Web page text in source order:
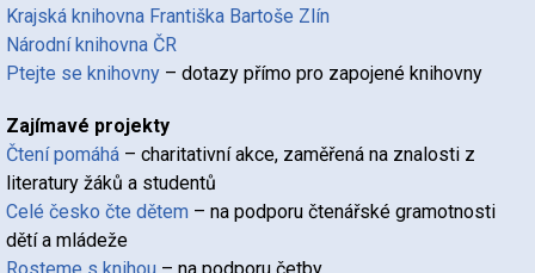
Krajská knihovna Františka Bartoše Zlín
Národní knihovna ČR
Ptejte se knihovny – dotazy přímo pro zapojené knihovny
Zajímavé projekty
Čtení pomáhá – charitativní akce, zaměřená na znalosti z
literatury žáků a studentů
Celé česko čte dětem – na podporu čtenářské gramotnosti
dětí a mládeže